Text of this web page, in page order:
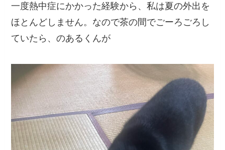
一度熱中症にかかった経験から、私は夏の外出を
ほとんどしません。なので茶の間でごーろごろし
ていたら、のあるくんが